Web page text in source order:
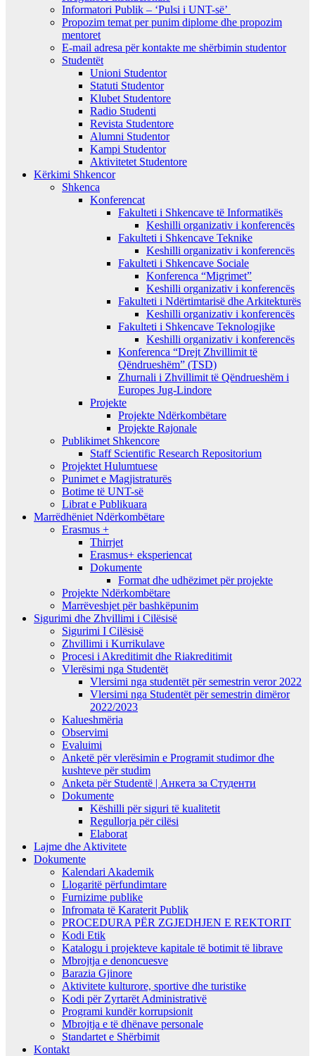
Informatori Publik – ‘Pulsi i UNT-së’
Propozim temat per punim diplome dhe propozim
mentoret
E-mail adresa për kontakte me shërbimin studentor
Studentët
Unioni Studentor
Statuti Studentor
Klubet Studentore
Radio Studenti
Revista Studentore
Alumni Studentor
Kampi Studentor
Aktivitetet Studentore
Kërkimi Shkencor
Shkenca
Konferencat
Fakulteti i Shkencave të Informatikës
Keshilli organizativ i konferencës
Fakulteti i Shkencave Teknike
Keshilli organizativ i konferencës
Fakulteti i Shkencave Sociale
Konferenca “Migrimet”
Keshilli organizativ i konferencës
Fakulteti i Ndërtimtarisë dhe Arkitekturës
Keshilli organizativ i konferencës
Fakulteti i Shkencave Teknologjike
Keshilli organizativ i konferencës
Konferenca “Drejt Zhvillimit të
Qëndrueshëm” (TSD)
Zhurnali i Zhvillimit të Qëndrueshëm i
Europes Jug-Lindore
Projekte
Projekte Ndërkombëtare
Projekte Rajonale
Publikimet Shkencore
Staff Scientific Research Repositorium
Projektet Hulumtuese
Punimet e Magjistraturës
Botime të UNT-së
Librat e Publikuara
Marrëdhëniet Ndërkombëtare
Erasmus +
Thirrjet
Erasmus+ eksperiencat
Dokumente
Format dhe udhëzimet për projekte
Projekte Ndërkombëtare
Marrëveshjet për bashkëpunim
Sigurimi dhe Zhvillimi i Cilësisë
Sigurimi I Cilësisë
Zhvillimi i Kurrikulave
Procesi i Akreditimit dhe Riakreditimit
Vlerësimi nga Studentët
Vlersimi nga studentët për semestrin veror 2022
Vlersimi nga Studentët për semestrin dimëror
2022/2023
Kalueshmëria
Observimi
Evaluimi
Anketë për vlerësimin e Programit studimor dhe
kushteve për studim
Anketa për Studentë | Анкета за Студенти
Dokumente
Këshilli për siguri të kualitetit
Regullorja për cilësi
Elaborat
Lajme dhe Aktivitete
Dokumente
Kalendari Akademik
Llogaritë përfundimtare
Furnizime publike
Infromata të Karaterit Publik
PROCEDURA PËR ZGJEDHJEN E REKTORIT
Kodi Etik
Katalogu i projekteve kapitale të botimit të librave
Mbrojtja e denoncuesve
Barazia Gjinore
Aktivitete kulturore, sportive dhe turistike
Kodi për Zyrtarët Administrativë
Programi kundër korrupsionit
Mbrojtja e të dhënave personale
Standartet e Shërbimit
Kontakt